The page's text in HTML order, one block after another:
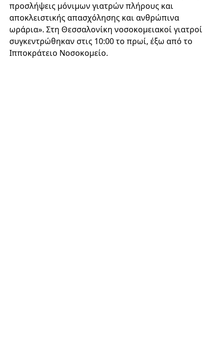
προσλήψεις μόνιμων γιατρών πλήρους και
αποκλειστικής απασχόλησης και ανθρώπινα
ωράρια». Στη Θεσσαλονίκη νοσοκομειακοί γιατροί
συγκεντρώθηκαν στις 10:00 το πρωί, έξω από το
Ιπποκράτειο Νοσοκομείο.